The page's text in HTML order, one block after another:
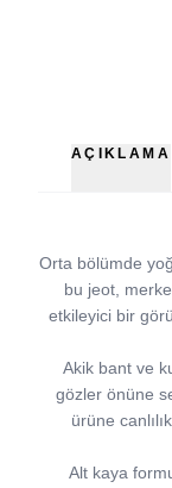
AÇIKLAMA
Orta bölümde
bu jeot,
etkileyici bir
Akik bant ve
gözler önüne
ürüne
Alt kaya